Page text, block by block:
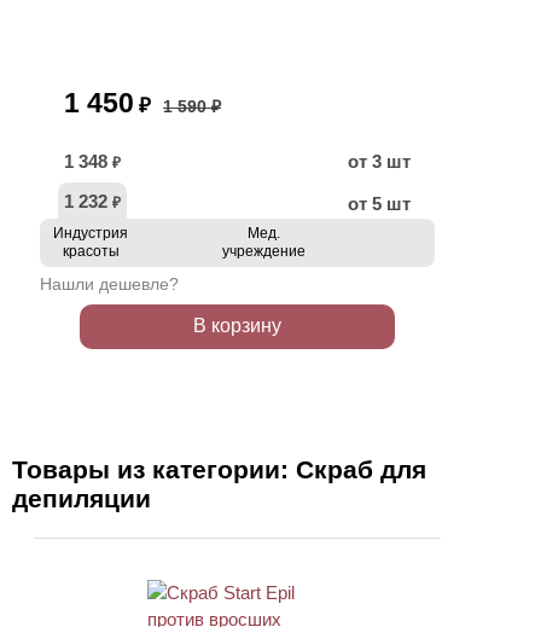
1 450 ₽ 1 590 ₽
1 348 ₽
от 3 шт
1 232 ₽ от 5 шт
Индустрия
красоты
Мед.
учреждение
Нашли дешевле?
В корзину
Товары из категории: Скраб для
депиляции